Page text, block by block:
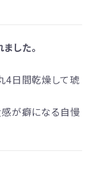
した。
4日間乾燥して琥
が癖になる自慢